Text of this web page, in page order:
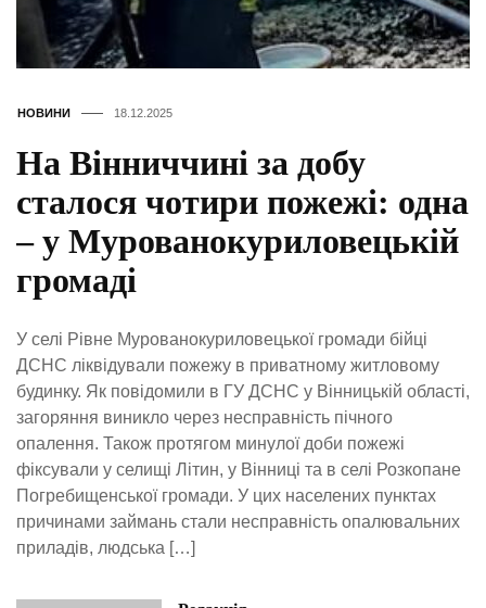
НОВИНИ 18.12.2025
На Вінниччині за добу
сталося чотири пожежі: одна
– у Мурованокуриловецькій
громаді
У селі Рівне Мурованокуриловецької громади бійці
ДСНС ліквідували пожежу в приватному житловому
будинку. Як повідомили в ГУ ДСНС у Вінницькій області,
загоряння виникло через несправність пічного
опалення. Також протягом минулої доби пожежі
фіксували у селищі Літин, у Вінниці та в селі Розкопане
Погребищенської громади. У цих населених пунктах
причинами займань стали несправність опалювальних
приладів, людська […]